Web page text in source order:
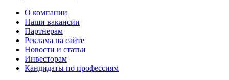
О компании
Наши вакансии
Партнерам
Реклама на сайте
Новости и статьи
Инвесторам
Кандидаты по профессиям